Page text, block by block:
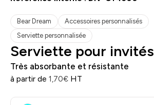
Bear Dream
Accessoires personnalisés
Serviette personnalisée
Serviette pour invités
Très absorbante et résistante
à partir de 1,70€ HT